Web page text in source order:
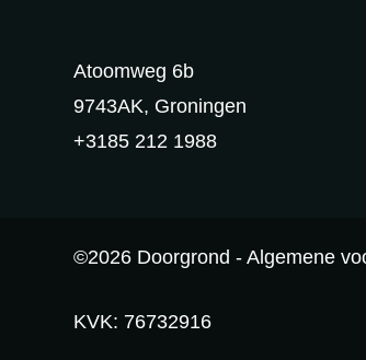
Atoomweg 6b
9743AK, Groningen
+3185 212 1988
©2026 Doorgrond -Algemene
KVK: 76732916